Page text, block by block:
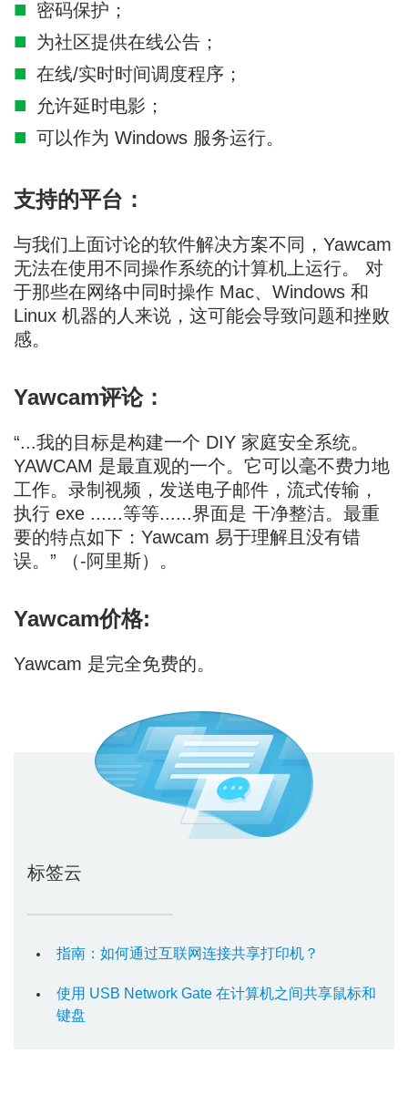
密码保护；
为社区提供在线公告；
在线/实时时间调度程序；
允许延时电影；
可以作为 Windows 服务运行。
支持的平台：
与我们上面讨论的软件解决方案不同，Yawcam
无法在使用不同操作系统的计算机上运行。 对
于那些在网络中同时操作 Mac、Windows 和
Linux 机器的人来说，这可能会导致问题和挫败
感。
Yawcam评论：
“...我的目标是构建一个 DIY 家庭安全系统。
YAWCAM 是最直观的一个。它可以毫不费力地
工作。录制视频，发送电子邮件，流式传输，
执行 exe ......等等......界面是 干净整洁。最重
要的特点如下：Yawcam 易于理解且没有错
误。” （-阿里斯）。
Yawcam价格:
Yawcam 是完全免费的。
标签云
指南：如何通过互联网连接共享打印机？
使用 USB Network Gate 在计算机之间共享鼠标和
键盘